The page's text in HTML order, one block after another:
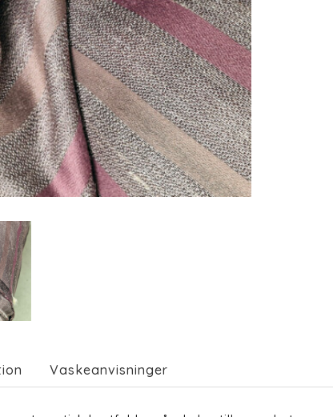
Vaskeanvisninger